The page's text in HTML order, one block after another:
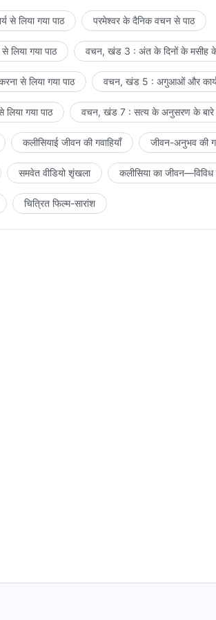
—वचन, खंड 1, परमेश्वर का प्रकटन और कार्य, केवल
से लिया गया पाठ परमेश्वर के दैनिक वचन से पाठ
गया पाठ वचन, खंड 3 : अंत के दिनों के मसीह के
से लिया गया पाठ वचन, खंड 5 : अगुआओं और
गया पाठ वचन, खंड 7 : सत्य के अनुसरण के बारे में
कलीसियाई जीवन की गवाहियाँ जीवन-अनुभव की
समवेत वीडियो शृंखला कलीसिया का
चित्रित फिल्म-सारांश